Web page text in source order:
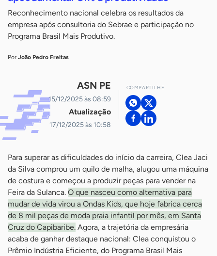
Reconhecimento nacional celebra os resultados da
empresa após consultoria do Sebrae e participação no
Programa Brasil Mais Produtivo.
Por João Pedro Freitas
ASN PE
15/12/2025 às 08:59
Atualização
17/12/2025 às 10:58
COMPARTILHE
Para superar as dificuldades do início da carreira, Clea Jaci
da Silva comprou um quilo de malha, alugou uma máquina
de costura e começou a produzir peças para vender na
Feira da Sulanca. O que nasceu como alternativa para
mudar de vida virou a Ondas Kids, que hoje fabrica cerca
de 8 mil peças de moda praia infantil por mês, em Santa
Cruz do Capibaribe. Agora, a trajetória da empresária
acaba de ganhar destaque nacional: Clea conquistou o
Prêmio Indústria Eficiente, do Programa Brasil Mais